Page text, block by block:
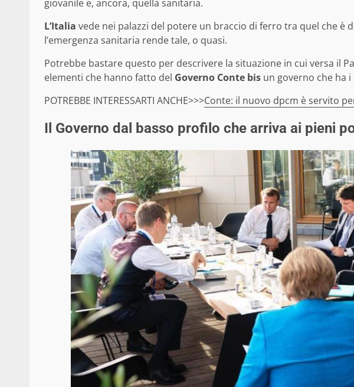
giovanile e, ancora, quella sanitaria.
L’Italia vede nei palazzi del potere un braccio di ferro tra quel che è
l’emergenza sanitaria rende tale, o quasi.
Potrebbe bastare questo per descrivere la situazione in cui versa il
elementi che hanno fatto del Governo Conte bis un governo che ha i
POTREBBE INTERESSARTI ANCHE>>>Conte: il nuovo dpcm è servito
Il Governo dal basso profilo che arriva ai pieni